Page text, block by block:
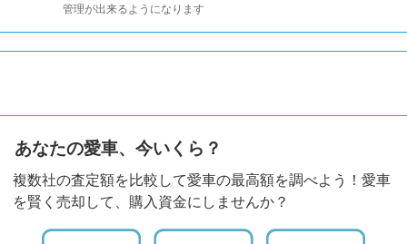
管理が出来るようになります
あなたの愛車、今いくら？
複数社の査定額を比較して愛車の最高額を調べよう！愛車
を賢く売却して、購入資金にしませんか？